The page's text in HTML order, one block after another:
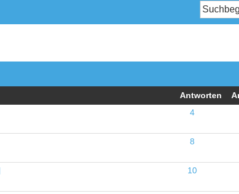
Antworten
4
8
10